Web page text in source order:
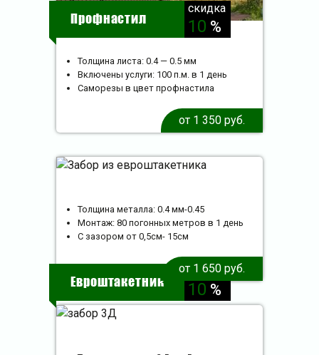
Профнастил
скидка
10 %
Толщина листа: 0.4 — 0.5 мм
Включены услуги: 100 п.м. в 1 день
Саморезы в цвет профнастила
от 1 350 руб.
Евроштакетник
скидка
10 %
Толщина металла: 0.4 мм-0.45
Монтаж: 80 погонных метров в 1 день
С зазором от 0,5см- 15см
от 1 650 руб.